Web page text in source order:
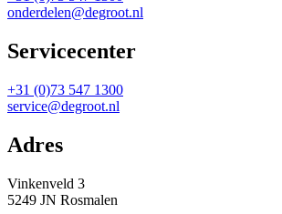
onderdelen@degroot.nl
Servicecenter
+31 (0)73 547 1300
service@degroot.nl
Adres
Vinkenveld 3
5249 JN Rosmalen